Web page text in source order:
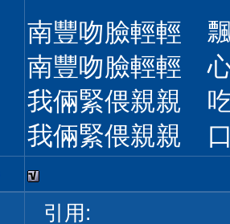
南豐吻臉輕輕
南豐吻臉輕輕
我倆緊偎親親
我倆緊偎親親
引用: